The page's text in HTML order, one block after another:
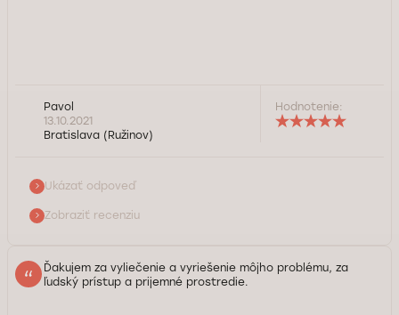
DoktorPRO. Pracovnici medicínskeho centra sa snažia, aby
pacienti sa cítili pohodlne pri riešení takých delikátnych
Služba kontroly kvality Doktorpro
Pavol
13.10.2021
Bratislava (Ružinov)
Hodnotenie:
Ukázať odpoveď
Zobraziť recenziu
Ďakujem za vyliečenie a vyriešenie môjho problému, za
ľudský prístup a prijemné prostredie.